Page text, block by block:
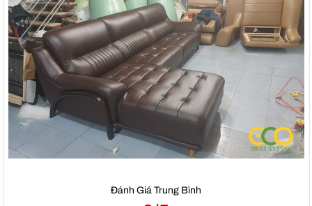
Đánh Giá Trung Bình